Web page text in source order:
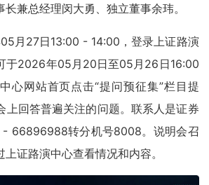
兼总经理闵大勇、独立董事余玮。
月27日13:00 - 14:00，登录上证路演
于2026年05月20日至05月26日16:00
心网站首页点击“提问预征集”栏目提
上回答普遍关注的问题。联系人是证券
- 66896988转分机号8008。说明会召
证路演中心查看情况和内容。